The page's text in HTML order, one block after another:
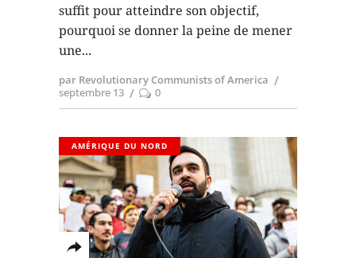
suffit pour atteindre son objectif,
pourquoi se donner la peine de mener
une
par Revolutionary Communists of America
septembre 13
0
AMÉRIQUE DU NORD